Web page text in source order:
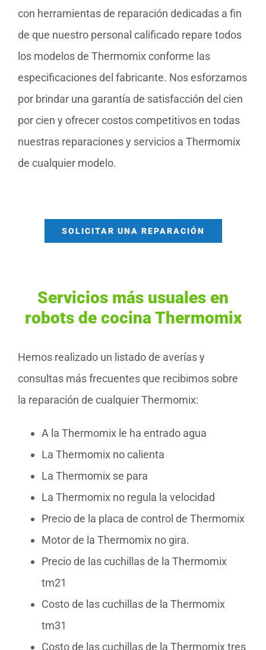
con herramientas de reparación dedicadas a fin
de que nuestro personal calificado repare todos
los modelos de Thermomix conforme las
especificaciones del fabricante. Nos esforzamos
por brindar una garantía de satisfacción del cien
por cien y ofrecer costos competitivos en todas
nuestras reparaciones y servicios a Thermomix
de cualquier modelo.
SOLICITAR UNA REPARACIÓN
Servicios más usuales en
robots de cocina Thermomix
Hemos realizado un listado de averías y
consultas más frecuentes que recibimos sobre
la reparación de cualquier Thermomix:
A la Thermomix le ha entrado agua
La Thermomix no calienta
La Thermomix se para
La Thermomix no regula la velocidad
Precio de la placa de control de Thermomix
Motor de la Thermomix no gira.
Precio de las cuchillas de la Thermomix
tm21
Costo de las cuchillas de la Thermomix
tm31
Costo de las cuchillas de la Thermomix tres